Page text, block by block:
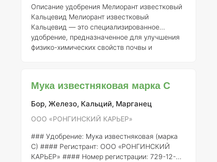
Описание удобрения Мелиорант известковый
Кальцевид
Кальцевид — это специализированное
удобрение, предназначенное для улучшения
физико-химических свойств почвы и
зарегистрирован под номером 687-12-3098-1.
компонентами удобрения Кальцевид
являются: 1.Кальций (Ca)— 30-40%: Кальций
способствует лучшему воздушному и во
Мука известняковая марка С
Бор, Железо, Кальций, Марганец
ООО «РОНГИНСКИЙ КАРЬЕР»
### Удобрение: Мука известняковая (марка
С) #### Регистрант: ООО «РОНГИНСКИЙ
КАРЬЕР» #### Номер регистрации: 729-12-